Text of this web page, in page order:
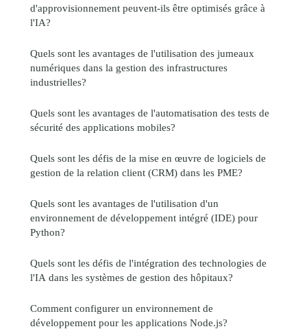
d'approvisionnement peuvent-ils être optimisés grâce à
l'IA?
Quels sont les avantages de l'utilisation des jumeaux
numériques dans la gestion des infrastructures
industrielles?
Quels sont les avantages de l'automatisation des tests de
sécurité des applications mobiles?
Quels sont les défis de la mise en œuvre de logiciels de
gestion de la relation client (CRM) dans les PME?
Quels sont les avantages de l'utilisation d'un
environnement de développement intégré (IDE) pour
Python?
Quels sont les défis de l'intégration des technologies de
l'IA dans les systèmes de gestion des hôpitaux?
Comment configurer un environnement de
développement pour les applications Node.js?